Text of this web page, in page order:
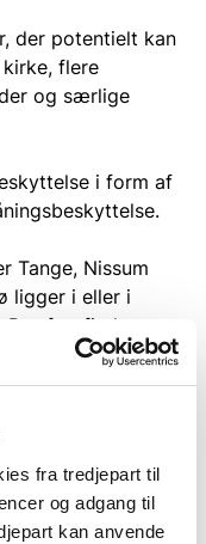
fra tredjepart til
og adgang til
kan anvende
der potentielt kan
flere
og særlige
i form af
Tange, Nissum
ligger i eller i
forefindes
af eng, hede,
er desuden
baggrund af det